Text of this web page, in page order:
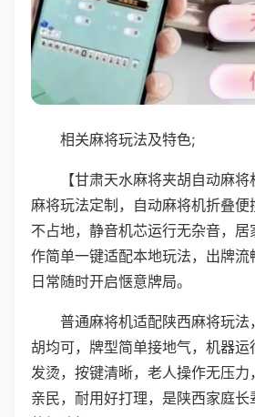
相关麻将玩法及特色;
【甘肃天水麻将夹胡自动麻
麻将玩法定制，自动麻将机折叠
不占地，静音机芯运行无杂音，
作简单一键适配本地玩法，出牌
日常随时开启惬意牌局。
普通麻将机适配陕西麻将玩
胡均可，牌型简单接地气，机器运
发烫，按键清晰，老人操作无压
亲民，耐用好打理，是陕西家庭